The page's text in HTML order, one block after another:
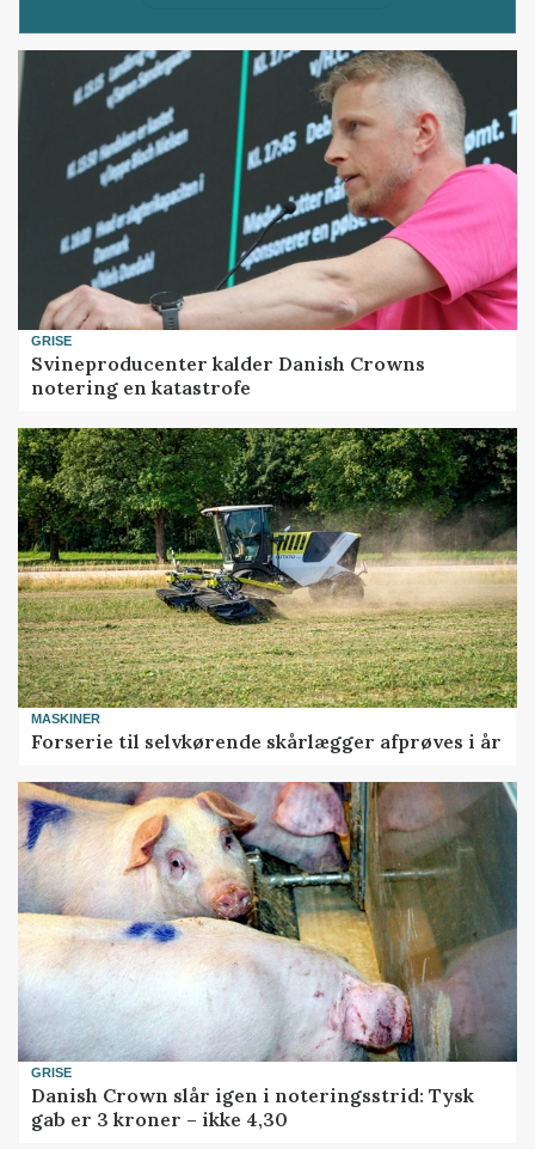
GRISE
Svineproducenter kalder Danish Crowns
notering en katastrofe
MASKINER
Forserie til selvkørende skårlægger afprøves i år
GRISE
Danish Crown slår igen i noteringsstrid: Tysk
gab er 3 kroner – ikke 4,30